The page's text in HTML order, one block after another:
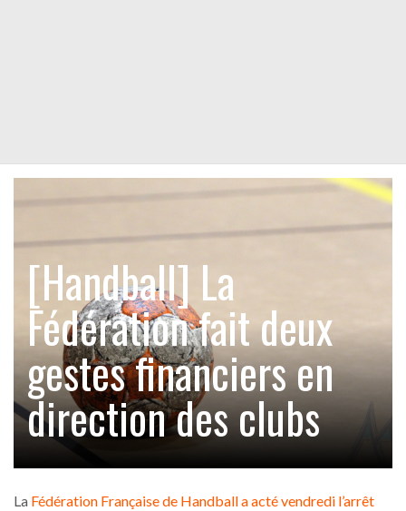
[Handball] La
Fédération fait deux
gestes financiers en
direction des clubs
La Fédération Française de Handball a acté vendredi l’arrêt